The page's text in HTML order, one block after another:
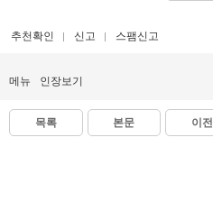
추천확인 신고 스팸신고
메뉴 인장보기
목록 본문 이전